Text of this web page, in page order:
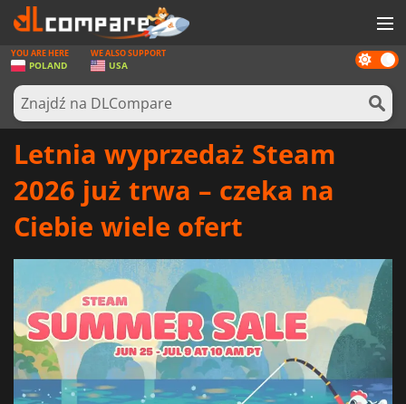
GRY
KARTY DO GIER
OPROGRAMOWANIE
SPRZĘT KOMPUTEROWY
ZALOGUJ SIĘ LUB ZAREJESTRUJ
Dark
mode
YOU ARE HERE
POLAND
WE ALSO SUPPORT
USA
Letnia wyprzedaż Steam
2026 już trwa – czeka na
Ciebie wiele ofert